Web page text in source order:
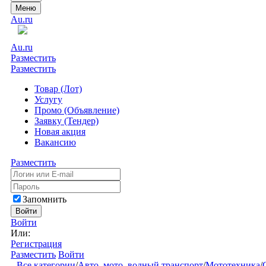
Меню
Au.ru
Au.ru
Разместить
Разместить
Товар (Лот)
Услугу
Промо (Объявление)
Заявку (Тендер)
Новая акция
Вакансию
Разместить
Запомнить
Войти
Войти
Или:
Регистрация
Разместить Войти